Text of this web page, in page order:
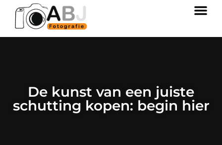
De kunst van een juiste
schutting kopen: begin hier